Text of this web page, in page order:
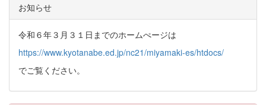
お知らせ
令和６年３月３１日までのホームぺージは
https://www.kyotanabe.ed.jp/nc21/miyamaki-es/htdocs/
でご覧ください。